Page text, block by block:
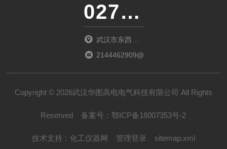
027-86536268
武汉市东西湖
区环湖中路源
2144462909@qq.com
Copyright © 2026武汉华图高电电气科技有限公司 All Rights
Reserved 备案号：鄂ICP备18007353号-2
技术支持： 化工仪器网 管理登录 sitemap.xml